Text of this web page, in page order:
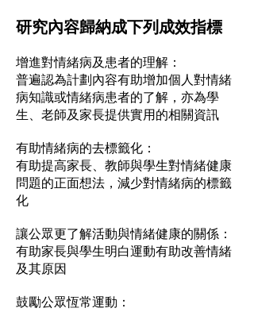
研究內容歸納成下列成效指標
增進對情緒病及患者的理解：
普遍認為計劃內容有助增加個人對情緒
病知識或情緒病患者的了解，亦為學
生、老師及家長提供實用的相關資訊
有助情緒病的去標籤化：
有助提高家長、教師與學生對情緒健康
問題的正面想法，減少對情緒病的標籤
化
讓公眾更了解活動與情緒健康的關係：
有助家長與學生明白運動有助改善情緒
及其原因
鼓勵公眾恆常運動：